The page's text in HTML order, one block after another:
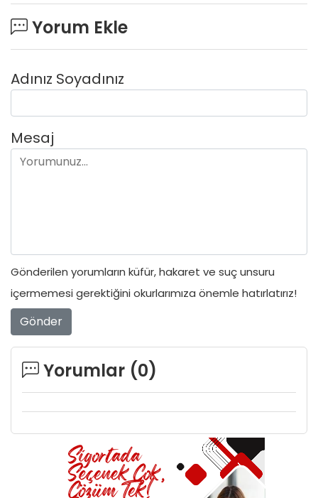
Yorum Ekle
Adınız Soyadınız
Mesaj
Gönderilen yorumların küfür, hakaret ve suç unsuru
içermemesi gerektiğini okurlarımıza önemle hatırlatırız!
Gönder
Yorumlar (0)